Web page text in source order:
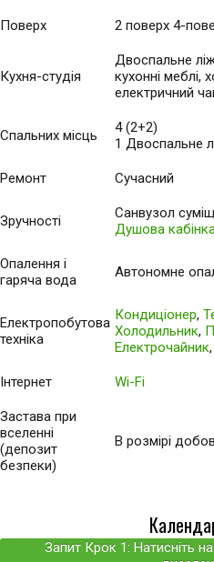
Поверх 2 поверх 4-
Кухня-студія
Двоспальне
кухонні меблі,
електричний
Спальних місць
4 (2+2)
1 Двоспальне
Ремонт Сучасний
Зручності
Санвузол
Душова
Опалення і
гаряча вода
Автономне
Електропобутова
техніка
Кондиціонер,
Холодильник,
Електрочайник,
Інтернет Wi-Fi
Застава при
вселенні
(депозит
безпеки)
В розмірі
Запит Крок 1: Натисніть